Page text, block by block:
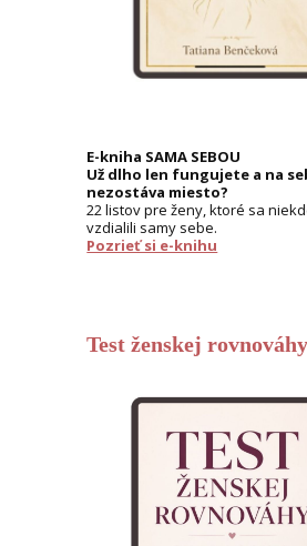
E-kniha SAMA SEBOU
Už dlho len fungujete a na
nezostáva miesto?
22 listov pre ženy, ktoré sa
vzdialili samy sebe.
Pozrieť si e-knihu
Test ženskej rovnováhy